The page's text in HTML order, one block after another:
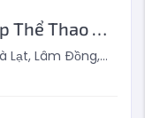
Đất 2 Mặt Tiền Khu Liên Hợp Thể Thao Đà Lạt 376m2
Đồng, Việt Nam